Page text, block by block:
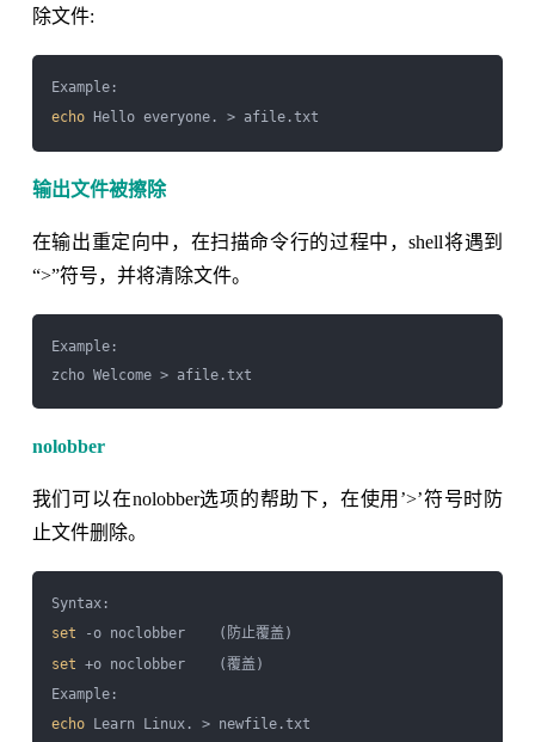
除文件:
echo
输出文件被擦除
在输出重定向中，在扫描命令行的过程中，shell将遇到
“>”符号，并将清除文件。
Example:
nolobber
我们可以在nolobber选项的帮助下，在使用’>’符号时防
止文件删除。
set
set +o noclobber    (覆盖)
echo